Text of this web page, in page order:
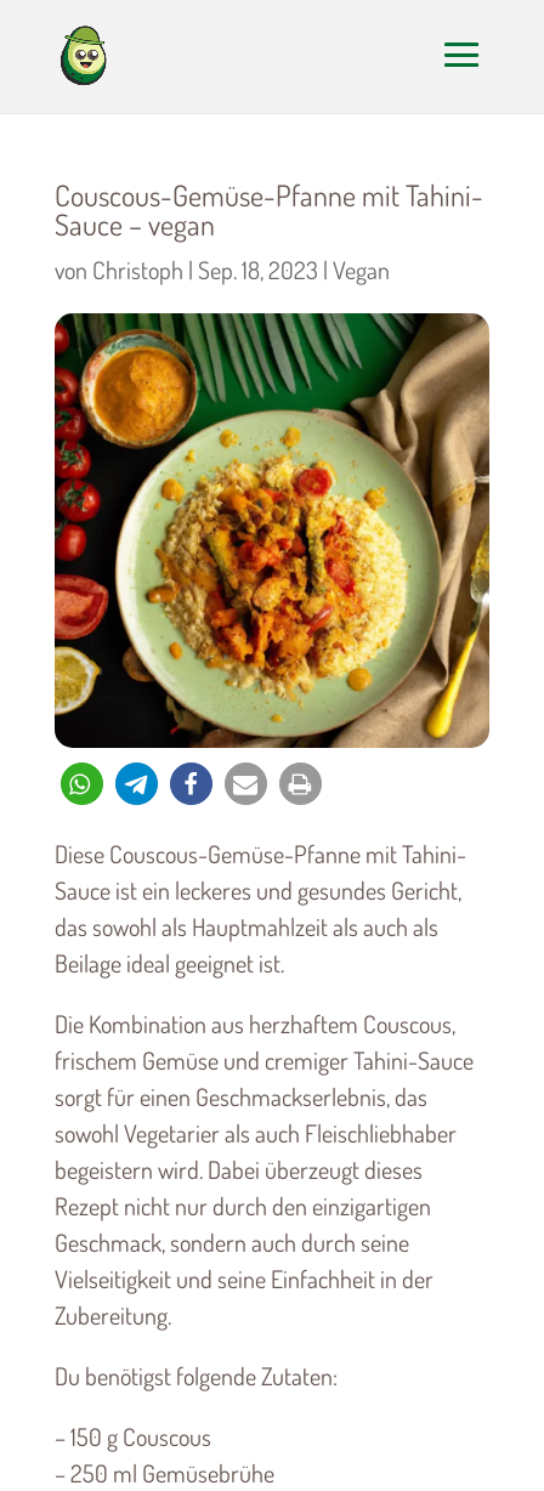
Couscous-Gemüse-Pfanne mit Tahini-
Sauce – vegan
von Christoph | Sep. 18, 2023 |Vegan
Diese Couscous-Gemüse-Pfanne mit Tahini-
Sauce ist ein leckeres und gesundes Gericht,
das sowohl als Hauptmahlzeit als auch als
Beilage ideal geeignet ist.
Die Kombination aus herzhaftem Couscous,
frischem Gemüse und cremiger Tahini-Sauce
sorgt für einen Geschmackserlebnis, das
sowohl Vegetarier als auch Fleischliebhaber
begeistern wird. Dabei überzeugt dieses
Rezept nicht nur durch den einzigartigen
Geschmack, sondern auch durch seine
Vielseitigkeit und seine Einfachheit in der
Zubereitung.
Du benötigst folgende Zutaten:
– 150 g Couscous
– 250 ml Gemüsebrühe